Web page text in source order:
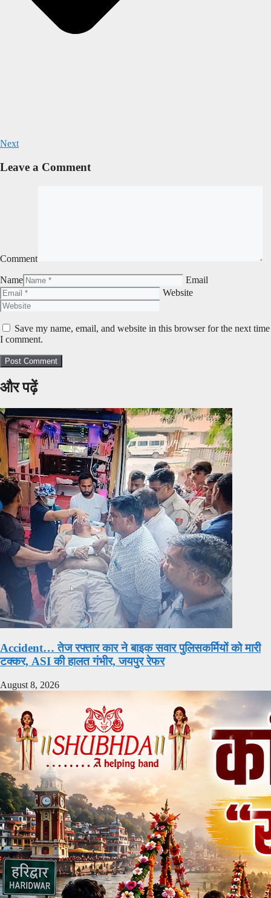
Next
Leave a Comment
Comment
Name
Email
Website
Save my name, email, and website in this browser for the next time
I comment.
और पढ़ें
Accident… तेज रफ्तार कार ने बाइक सवार पुलिसकर्मियों को मारी
टक्कर, ASI की हालत गंभीर, जयपुर रेफर
August 8, 2026